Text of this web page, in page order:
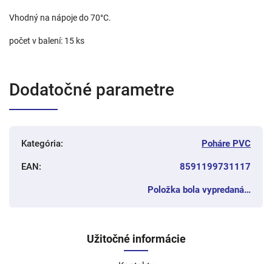
Vhodný na nápoje do 70°C.
počet v balení: 15 ks
Dodatočné parametre
Kategória: Poháre PVC
EAN: 8591199731117
Položka bola vypredaná…
Užitočné informácie